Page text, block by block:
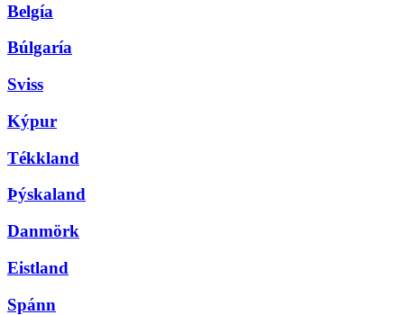
Belgía
Búlgaría
Sviss
Kýpur
Tékkland
Þýskaland
Danmörk
Eistland
Spánn